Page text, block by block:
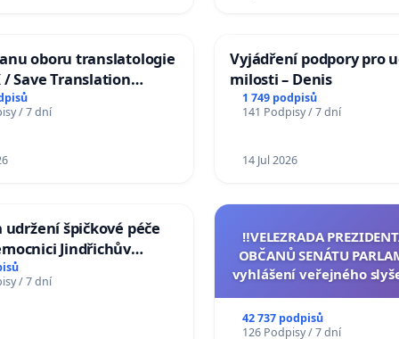
oboru translatologie
/ Save Translation
the Faculty of Arts,
/ 7 dní
Vyjádření podpory pro
milosti – Denis
1 749 podpisů
141 Podpisy / 7 dní
14 Jul 2026
udržení špičkové péče
Jindřichův
/ 7 dní
‼️VELEZRADA
OBČANŮ SENÁTU
vyhlášení veřejného
návrhu na přijetí
ústavní žaloby na
42 737 podpisů
126 Podpisy / 7 dní